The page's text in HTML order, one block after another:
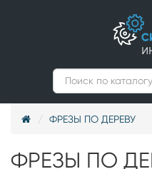
ФРЕЗЫ ПО ДЕРЕВУ
ФРЕЗЫ ПО